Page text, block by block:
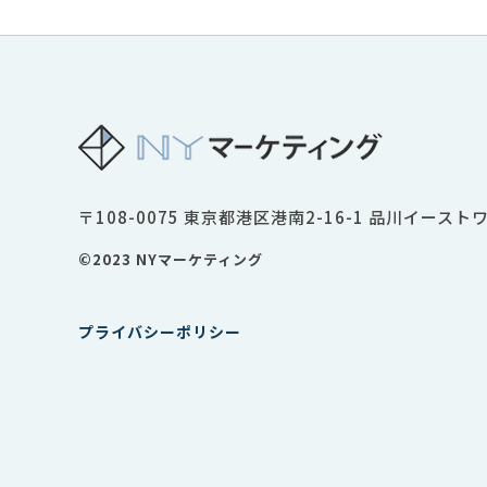
〒108-0075 東京都港区港南2-16-1 品川イースト
©2023 NYマーケティング
プライバシーポリシー